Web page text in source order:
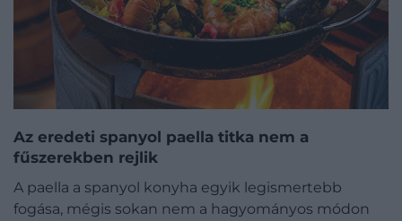
Az eredeti spanyol paella titka nem a
fűszerekben rejlik
A paella a spanyol konyha egyik legismertebb
fogása, mégis sokan nem a hagyományos módon